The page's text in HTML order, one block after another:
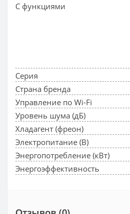
С функциями
Серия
Страна бренда
Управление по Wi-Fi
Уровень шума (дБ)
Хладагент (фреон)
Электропитание (В)
Энергопотребление (кВт)
Энергоэффективность